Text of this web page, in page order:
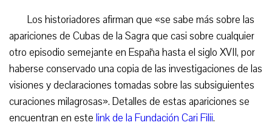
Los historiadores afirman que «se sabe más sobre las
apariciones de Cubas de la Sagra que casi sobre cualquier
otro episodio semejante en España hasta el siglo XVII, por
haberse conservado una copia de las investigaciones de las
visiones y declaraciones tomadas sobre las subsiguientes
curaciones milagrosas». Detalles de estas apariciones se
encuentran en este link de la Fundación Cari Filii.